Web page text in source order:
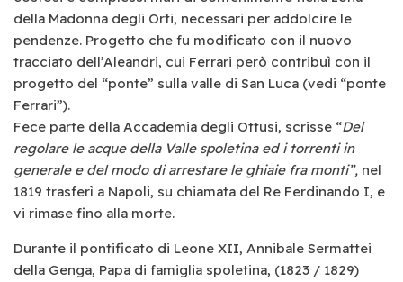
della Madonna degli Orti, necessari per addolcire le
pendenze. Progetto che fu modificato con il nuovo
tracciato dell’Aleandri, cui Ferrari però contribuì con il
progetto del “ponte” sulla valle di San Luca (vedi “ponte
Ferrari”).
Fece parte della Accademia degli Ottusi, scrisse “Del
regolare le acque della Valle spoletina ed i torrenti in
generale e del modo di arrestare le ghiaie fra monti”, nel
1819 trasferì a Napoli, su chiamata del Re Ferdinando I, e
vi rimase fino alla morte.
Durante il pontificato di Leone XII, Annibale Sermattei
della Genga, Papa di famiglia spoletina, (1823 / 1829)